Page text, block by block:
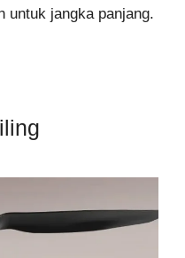
untuk jangka panjang.